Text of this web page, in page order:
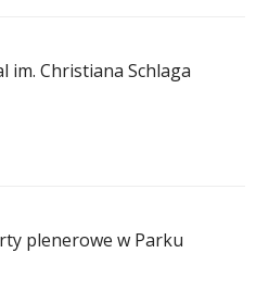
im. Christiana Schlaga
plenerowe w Parku